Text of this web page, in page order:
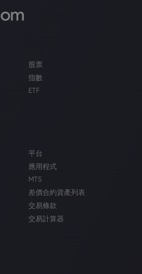
股票
指數
ETF
平台
應用程式
MT5
差價合約資產列表
交易條款
交易計算器